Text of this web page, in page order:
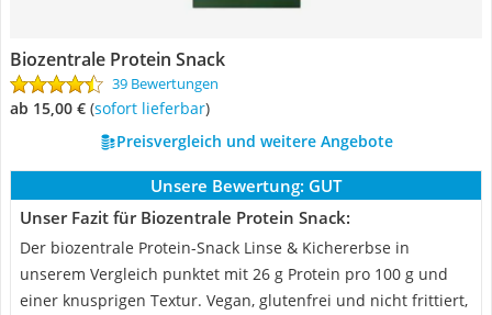
Biozentrale Protein Snack
39 Bewertungen
ab 15,00 € ( Sofort lieferbar)
Preisvergleich und weitere Angebote
Unsere Bewertung: GUT
Unser Fazit für Biozentrale Protein Snack:
Der biozentrale Protein-Snack Linse & Kichererbse in
unserem Vergleich punktet mit 26 g Protein pro 100 g und
einer knusprigen Textur. Vegan, glutenfrei und nicht frittiert,